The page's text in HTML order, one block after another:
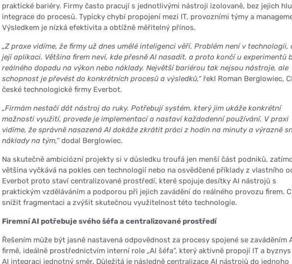
praktické bariéry. Firmy často pracují s jednotlivými nástroji izolovaně, bez jejich
integrace do procesů. Typicky chybí propojení mezi IT, provozními týmy a
Výsledkem je nízká efektivita a obtížně měřitelný přínos.
„Z praxe vidíme, že firmy už dnes umělé inteligenci věří. Problém není v technologii,
její aplikaci. Většina firem neví, kde přesně AI nasadit, a proto končí u experimentů
reálného dopadu na výkon nebo náklady. Největší bariérou tak nejsou nástroje, ale
schopnost je převést do konkrétních procesů a výsledků,“ řekl Roman Berglowiec,
české technologické firmy Everbot.
„Firmám nestačí dát nástroj do ruky. Potřebují systém, který jim ukáže konkrétní
možnosti využití, provede je implementací a nastaví každodenní používání. V praxi
vidíme, že správně nasazená AI dokáže zkrátit práci z hodin na minuty a výrazně
náklady na tým,“dodal Berglowiec.
Na skutečně ambiciózní projekty si v důsledku troufá jen menší část podniků,
většina vyčkává na pokles cen technologií nebo na osvědčené příklady z vlastního
Everbot proto staví centralizované prostředí, které spojuje desítky AI nástrojů s
praktickým vzděláváním a podporou při jejich zavádění do reálného provozu firem.
snížit fragmentaci a zvýšit skutečnou využitelnost této technologie.
Firemní AI potřebuje svého šéfa a centralizované prostředí
Řešením může být jasně nastavená odpovědnost za procesy spojené se zaváděním
firmě, ideálně prostřednictvím interní role „AI šéfa“, který aktivně propojí IT a byznys
AI integraci jednotný směr. Důležitá je následně centralizace AI nástrojů do jednoho